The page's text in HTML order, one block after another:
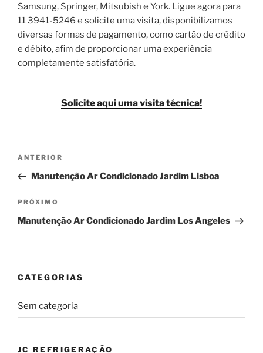
Samsung, Springer, Mitsubish e York. Ligue agora para
11 3941-5246 e solicite uma visita, disponibilizamos
diversas formas de pagamento, como cartão de crédito
e débito, afim de proporcionar uma experiência
completamente satisfatória.
Solicite aqui uma visita técnica!
Navegação
Post
Post
anterior
ANTERIOR
Manutenção Ar Condicionado Jardim Lisboa
Próximo
post
PRÓXIMO
Manutenção Ar Condicionado Jardim Los Angeles
CATEGORIAS
Sem categoria
JC REFRIGERAÇÃO